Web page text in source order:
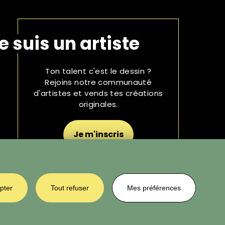
suis un artiste
Ton talent c'est le dessin ?
Rejoins notre communauté
d'artistes et vends tes créations
originales.
Je m'inscris
Tout refuser Mes préférences